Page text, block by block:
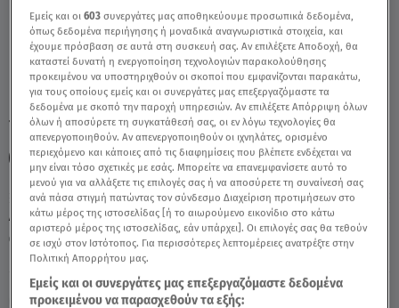
Δευτέρα 10 Αυγούστου 2026
26.11.21, 18:43
VIRAL
Πηγή: ruptlty
TAGS: ΝΤΙΕΓΚΟ ΜΑΡΑΝΤΟΝΑ
ΑΡΜΑΝΤΟ ΝΤΙΕΓΚΟ ΜΑΡΑΝΤΟΝΑ
Εμείς και οι603 συνεργάτες μας αποθηκεύουμε προσωπικά δεδομένα,
όπως δεδομένα περιήγησης ή μοναδικά αναγνωριστικά στοιχεία, και
έχουμε πρόσβαση σε αυτά στη συσκευή σας. Αν επιλέξετε Αποδοχή, θα
καταστεί δυνατή η ενεργοποίηση τεχνολογιών παρακολούθησης
προκειμένου να υποστηριχθούν οι σκοποί που εμφανίζονται παρακάτω,
για τους οποίους εμείς και οι συνεργάτες μας επεξεργαζόμαστε τα
δεδομένα με σκοπό την παροχή υπηρεσιών. Αν επιλέξετε Απόρριψη όλων
όλων ή αποσύρετε τη συγκατάθεσή σας, οι εν λόγω τεχνολογίες θα
απενεργοποιηθούν. Αν απενεργοποιηθούν οι ιχνηλάτες, ορισμένο
περιεχόμενο και κάποιες από τις διαφημίσεις που βλέπετε ενδέχεται να
μην είναι τόσο σχετικές με εσάς. Μπορείτε να επανεμφανίσετε αυτό το
μενού για να αλλάξετε τις επιλογές σας ή να αποσύρετε τη συναίνεσή σας
ανά πάσα στιγμή πατώντας τον σύνδεσμο Διαχείριση προτιμήσεων στο
κάτω μέρος της ιστοσελίδας [ή το αιωρούμενο εικονίδιο στο κάτω
αριστερό μέρος της ιστοσελίδας, εάν υπάρχει]. Οι επιλογές σας θα τεθούν
σε ισχύ στον Ιστότοπος. Για περισσότερες λεπτομέρειες ανατρέξτε στην
Πολιτική Απορρήτου μας.
Εμείς και οι συνεργάτες μας επεξεργαζόμαστε δεδομένα
προκειμένου να παρασχεθούν τα εξής: